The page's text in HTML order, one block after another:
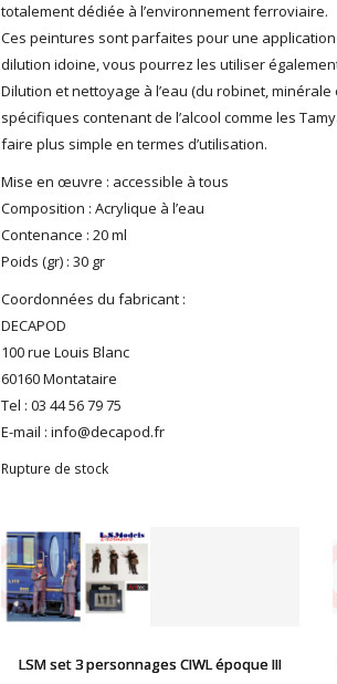
totalement dédiée à l’environnement ferroviaire.
Ces peintures sont parfaites pour une
dilution idoine, vous pourrez les utiliser
Dilution et nettoyage à l’eau (du robinet,
spécifiques contenant de l’alcool comme les
faire plus simple en termes d’utilisation.
Mise en œuvre : accessible à tous
Composition : Acrylique à l’eau
Contenance : 20 ml
Poids (gr) : 30 gr
Coordonnées du fabricant :
DECAPOD
100 rue Louis Blanc
60160 Montataire
Tel : 03 44 56 79 75
E-mail : info@decapod.fr
Rupture de stock
LSM set 3 personnages CIWL époque III